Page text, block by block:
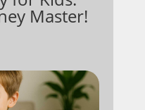
Master!